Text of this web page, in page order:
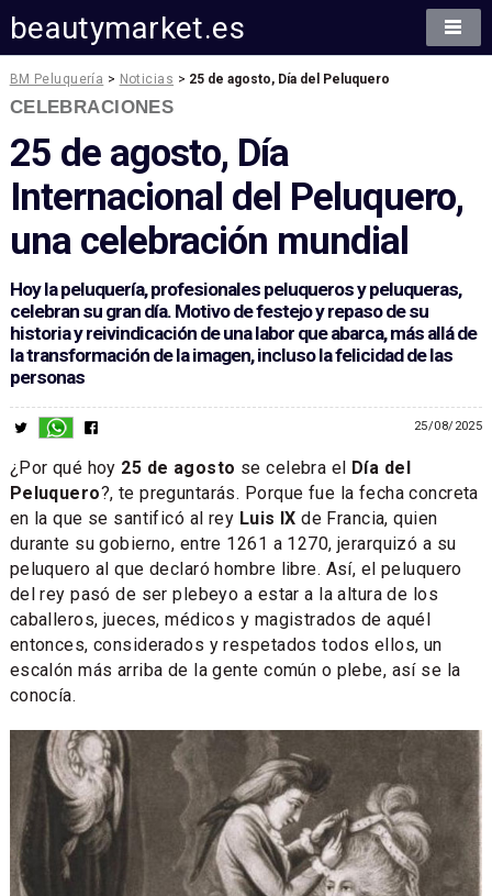
beautymarket.es
BM Peluquería > Noticias > 25 de agosto, Día del Peluquero
CELEBRACIONES
25 de agosto, Día
Internacional del Peluquero,
una celebración mundial
Hoy la peluquería, profesionales peluqueros y peluqueras,
celebran su gran día. Motivo de festejo y repaso de su
historia y reivindicación de una labor que abarca, más allá de
la transformación de la imagen, incluso la felicidad de las
personas
25/08/2025
¿Por qué hoy 25 de agosto se celebra el Día del
Peluquero?, te preguntarás. Porque fue la fecha concreta
en la que se santificó al rey Luis IX de Francia, quien
durante su gobierno, entre 1261 a 1270, jerarquizó a su
peluquero al que declaró hombre libre. Así, el peluquero
del rey pasó de ser plebeyo a estar a la altura de los
caballeros, jueces, médicos y magistrados de aquél
entonces, considerados y respetados todos ellos, un
escalón más arriba de la gente común o plebe, así se la
conocía.